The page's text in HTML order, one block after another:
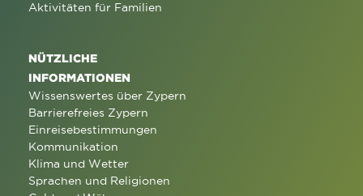
Aktivitäten für Familien
NÜTZLICHE
INFORMATIONEN
Wissenswertes über Zypern
Barrierefreies Zypern
Einreisebestimmungen
Kommunikation
Klima und Wetter
Sprachen und Religionen